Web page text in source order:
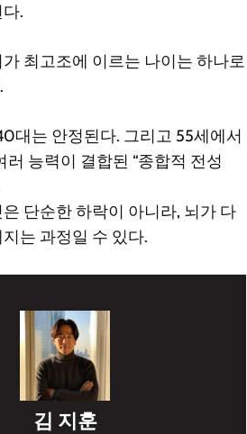
.
최고조에 이르는 나이는 하나로
대는 안정된다. 그리고 55세에서
능력이 결합된 “종합적 전성
단순한 하락이 아니라, 뇌가 다
는 과정일 수 있다.
김 지훈